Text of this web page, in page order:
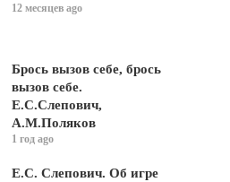
12 месяцев ago
Брось вызов себе, брось
вызов себе.
Е.С.Слепович,
А.М.Поляков
1 год ago
Е.С. Слепович. Об игре